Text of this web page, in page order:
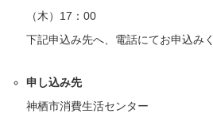
（木）17：00
下記申込み先へ、電話にてお申込み
申し込み先
神栖市消費生活センター